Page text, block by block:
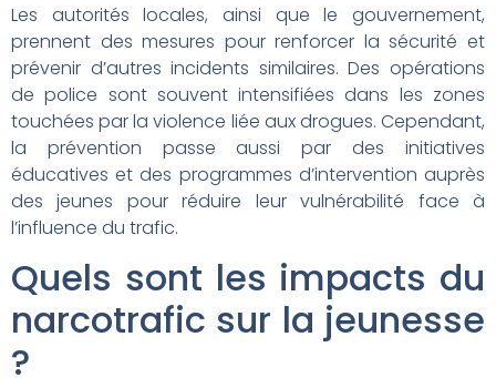
Les autorités locales, ainsi que le gouvernement,
prennent des mesures pour renforcer la sécurité et
prévenir d’autres incidents similaires. Des opérations
de police sont souvent intensifiées dans les zones
touchées par la violence liée aux drogues. Cependant,
la prévention passe aussi par des initiatives
éducatives et des programmes d’intervention auprès
des jeunes pour réduire leur vulnérabilité face à
l’influence du trafic.
Quels sont les impacts du
narcotrafic sur la jeunesse
?